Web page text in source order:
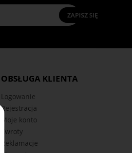
ZAPISZ SIĘ
OBSŁUGA KLIENTA
Logowanie
Rejestracja
Moje konto
Zwroty
Reklamacje